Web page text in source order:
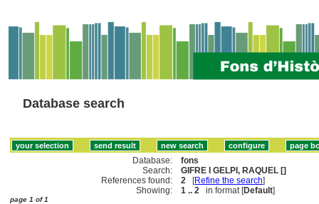
Database search
Database:
fons
Search:
GIFRE I GELPI, RAQUEL []
References found:
2 [Refine the search]
Showing:
1 .. 2 in format [Default]
page 1 of 1